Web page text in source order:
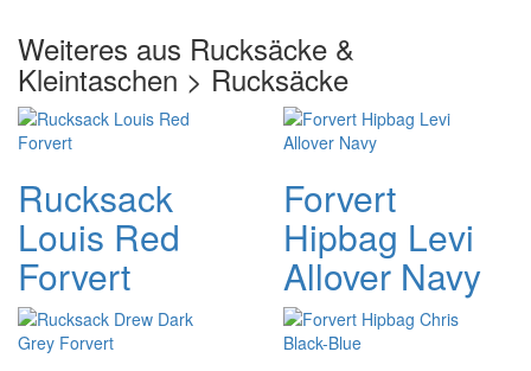
Weiteres aus Rucksäcke &
Kleintaschen > Rucksäcke
Rucksack
Louis Red
Forvert
Forvert
Hipbag Levi
Allover Navy